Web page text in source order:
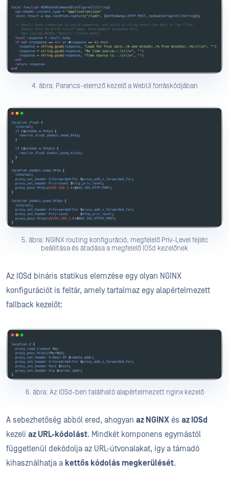
4. ábra: Parancs-elemző kezelő a WebUI forráskódjában
5. ábra: NGINX routing konfiguráció, megfelelő Priv-Level fejléc
beállítása és átadása a megfelelő IOSd kezelőnek
Az IOSd bináris statikus elemzése egy olyan NGINX
konfigurációt is feltár, amely tartalmaz egy alapértelmezett
fallback kezelőt:
6. ábra: Az IOSd-ben található alapértelmezett nginx kezelő
A sebezhetőség abból ered, ahogyan az NGINX és az IOSd
kezeli az URL-kódolást. Mindkét komponens egymástól
függetlenül dekódolja az URL-útvonalakat, így a támadó
kihasználhatja a kettős kódolás megkerülését.